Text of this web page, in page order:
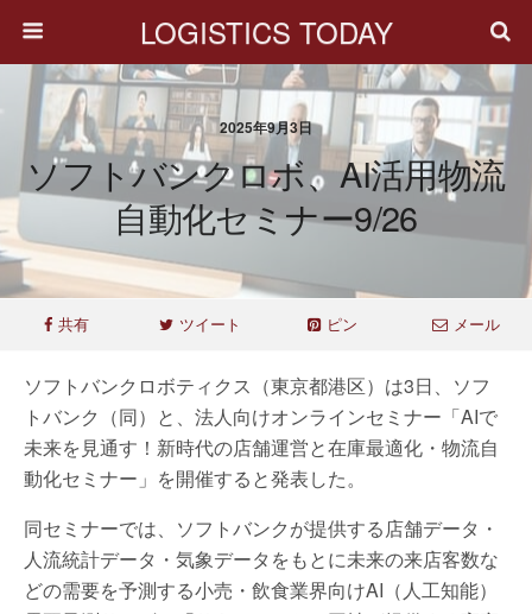
LOGISTICS TODAY
2025年9月3日
ソフトバンクロボ、AI活用物流
自動化セミナー9/26
共有 ツイート ピン メール
ソフトバンクロボティクス（東京都港区）は3日、ソフ
トバンク（同）と、法人向けオンラインセミナー「AIで
未来を見通す！新時代の店舗運営と在庫最適化・物流自
動化セミナー」を開催すると発表した。
同セミナーでは、ソフトバンクが提供する店舗データ・
人流統計データ・気象データをもとに未来の来店客数な
どの需要を予測する小売・飲食業界向けAI（人工知能）